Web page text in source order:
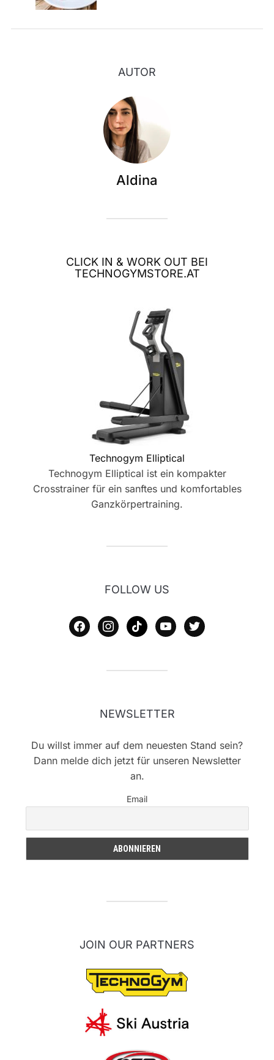
AUTOR
Aldina
CLICK IN & WORK OUT BEI
TECHNOGYMSTORE.AT
Technogym Elliptical
Technogym Elliptical ist ein kompakter
Crosstrainer für ein sanftes und komfortables
Ganzkörpertraining.
FOLLOW US
facebookinstagram
tiktok youtubetwitter
NEWSLETTER
Du willst immer auf dem neuesten Stand sein?
Dann melde dich jetzt für unseren Newsletter
an.
Email
JOIN OUR PARTNERS